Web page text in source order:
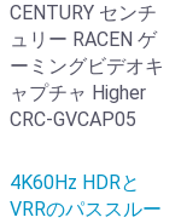
CENTURY センチ
ュリー RACEN ゲ
ーミングビデオキ
ャプチャ Higher
CRC-GVCAP05
4K60Hz HDRと
VRRのパススルー